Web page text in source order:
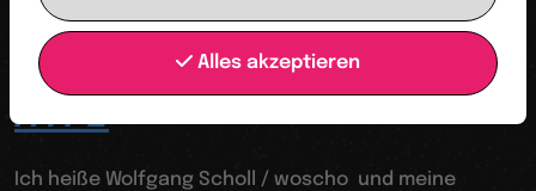
Der nächste weltweite Hyp ( von 9 - 99 ) startet jetzt!
Der weltweiteSNIFFLER-
HYPE
Ich heiße Wolfgang Scholl / woscho und meine
Alles akzeptieren